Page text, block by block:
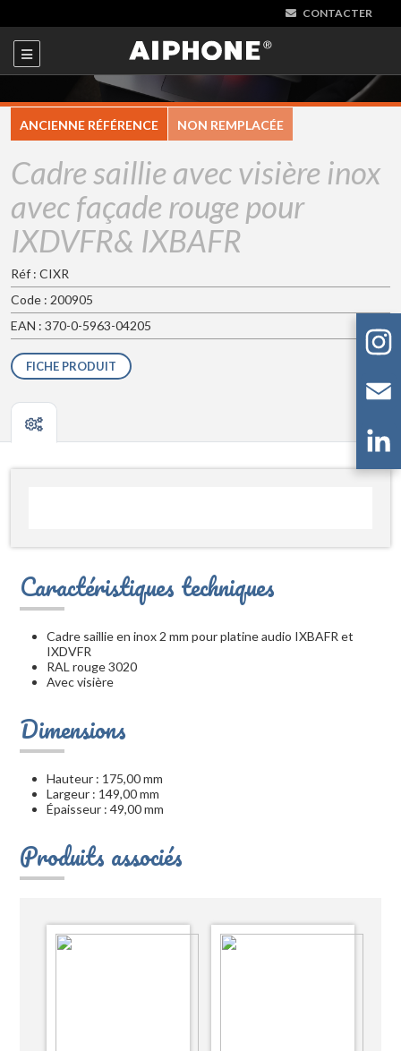
CONTACTER
ANCIENNE RÉFÉRENCE NON REMPLACÉE
Cadre saillie avec visière inox
avec façade rouge pour
IXDVFR& IXBAFR
Réf : CIXR
Code : 200905
EAN : 370-0-5963-04205
FICHE PRODUIT
Caractéristiques techniques
Cadre saillie en inox 2 mm pour platine audio IXBAFR et
IXDVFR
RAL rouge 3020
Avec visière
Dimensions
Hauteur : 175,00 mm
Largeur : 149,00 mm
Épaisseur : 49,00 mm
Produits associés